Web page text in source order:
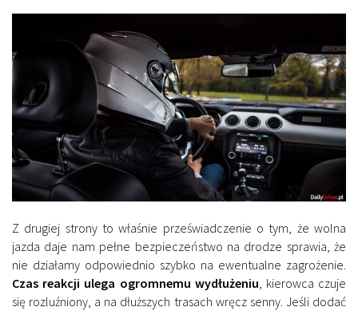
Z drugiej strony to właśnie przeświadczenie o tym, że wolna
jazda daje nam pełne bezpieczeństwo na drodze sprawia, że
nie działamy odpowiednio szybko na ewentualne zagrożenie.
Czas reakcji ulega ogromnemu wydłużeniu, kierowca czuje
się rozluźniony, a na dłuższych trasach wręcz senny. Jeśli dodać